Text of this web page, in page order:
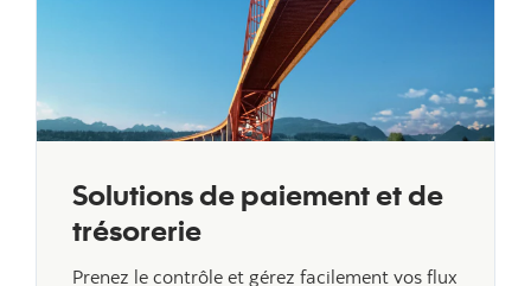
Solutions de paiement et de
trésorerie
Prenez le contrôle et gérez facilement vos flux